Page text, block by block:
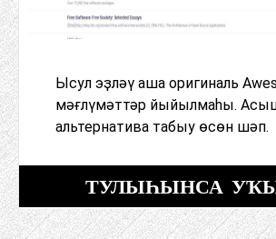
Ысул эҙләү аша оригиналь
мәғлүмәттәр йыйылмаһы.
альтернатива табыу өсөн шәп.
ТУЛЫҺЫНСА